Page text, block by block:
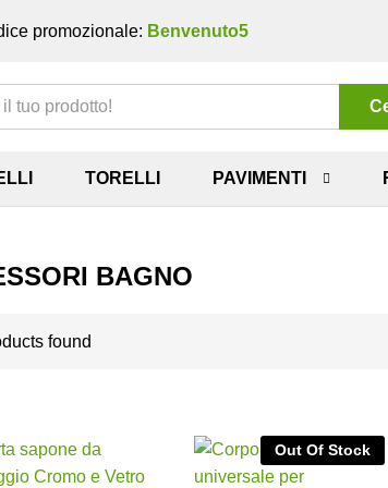
promozionale: Benvenuto5
TORELLI PAVIMENTI
BAGNO
found
Out Of Stock